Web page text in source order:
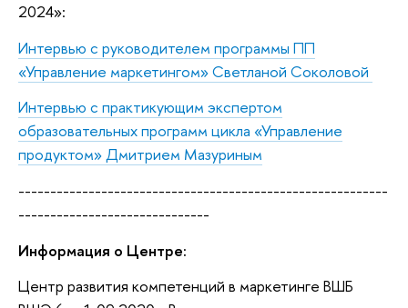
2024»:
Интервью с руководителем программы ПП
«Управление маркетингом» Светланой Соколовой
Интервью с практикующим экспертом
образовательных программ цикла «Управление
продуктом» Дмитрием Мазуриным
----------------------------------------------------------
------------------------------
Информация о Центре:
Центр развития компетенций в маркетинге ВШБ